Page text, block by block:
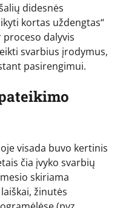
didesnės
kortas uždengtas“
dalyvis
svarbius įrodymus,
pasirengimui.
visada buvo kertinis
čia įvyko svarbių
skiriama
žinutės